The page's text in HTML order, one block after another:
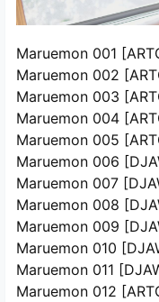
Maruemon 001
Maruemon 002
Maruemon 003
Maruemon 004
Maruemon 005
Maruemon 006
Maruemon 007
Maruemon 008
Maruemon 009
Maruemon 010
Maruemon 011
Maruemon 012